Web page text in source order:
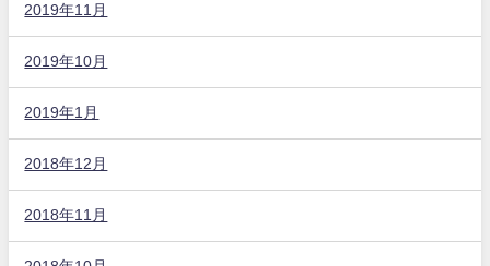
2019年11月
2019年10月
2019年1月
2018年12月
2018年11月